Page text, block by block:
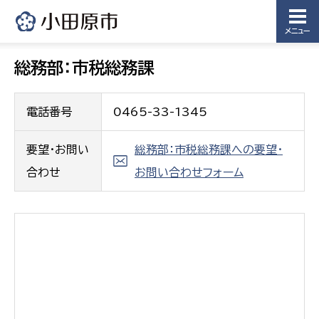
メニュー
総務部：市税総務課
電話番号 0465-33-1345
要望・お問い
合わせ
総務部：市税総務課への要望・
お問い合わせフォーム